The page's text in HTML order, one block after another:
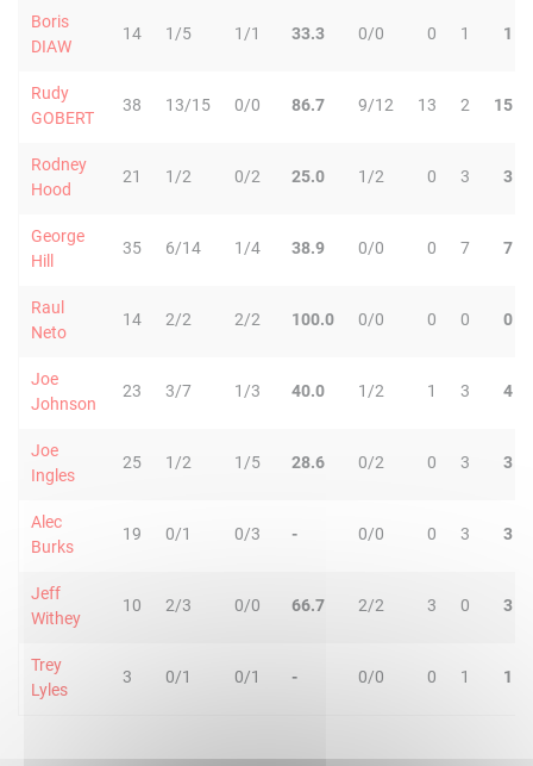
Boris
DIAW
14 1/5 1/1 33.3 0/0 0 1 1
Rudy
GOBERT
38 13/15 0/0 86.7 9/12 13 2 15
Rodney
Hood
21 1/2 0/2 25.0 1/2 0 3 3
George
Hill
35 6/14 1/4 38.9 0/0 0 7 7
Raul
Neto
14 2/2 2/2 100.0 0/0 0 0 0
Joe
Johnson
23 3/7 1/3 40.0 1/2 1 3 4
Joe
Ingles
25 1/2 1/5 28.6 0/2 0 3 3
Alec
Burks
19 0/1 0/3 - 0/0 0 3 3
Jeff
Withey
10 2/3 0/0 66.7 2/2 3 0 3
Trey
Lyles
3 0/1 0/1 - 0/0 0 1 1